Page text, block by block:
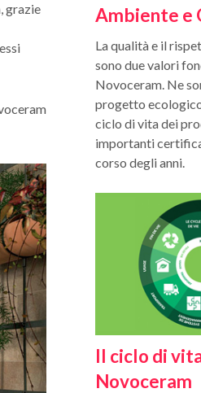
grazie
Ambiente e
La qualità e il
sono due valori
Novoceram. Ne
progetto
ciclo di vita dei
importanti
corso degli anni.
Il ciclo di
Novoceram